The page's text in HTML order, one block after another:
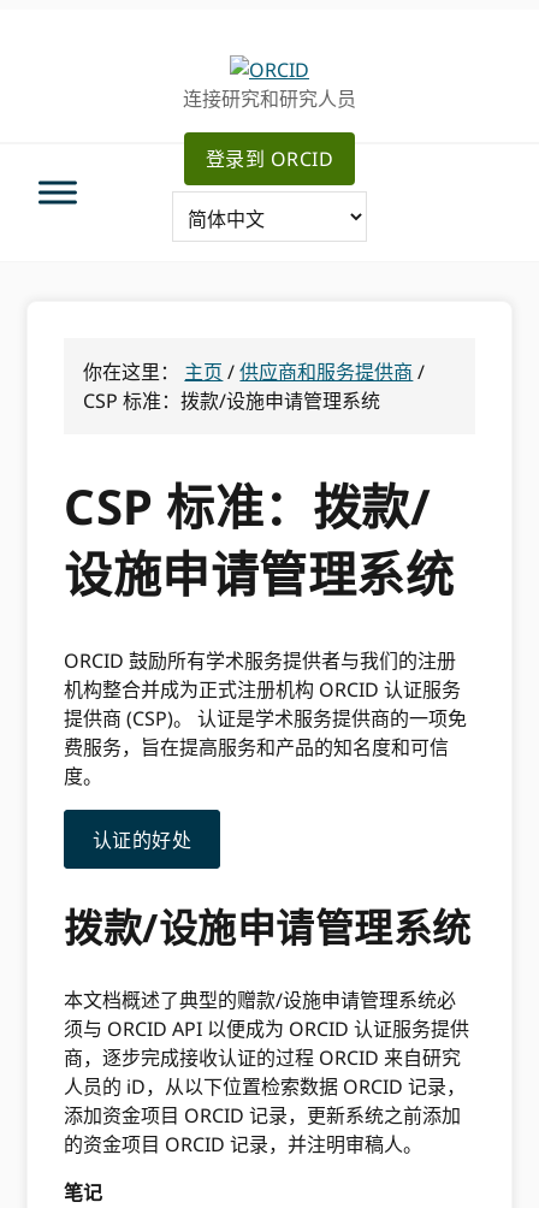
连接研究和研究人员
登录到 ORCID
你在这里： 主页 /供应商和服务提供商 /
CSP 标准：拨款/设施申请管理系统
CSP 标准：拨款/
设施申请管理系统
ORCID 鼓励所有学术服务提供者与我们的注册
机构整合并成为正式注册机构 ORCID 认证服务
提供商 (CSP)。 认证是学术服务提供商的一项免
费服务，旨在提高服务和产品的知名度和可信
度。
认证的好处
拨款/设施申请管理系统
本文档概述了典型的赠款/设施申请管理系统必
须与 ORCID API 以便成为 ORCID 认证服务提供
商，逐步完成接收认证的过程 ORCID 来自研究
人员的 iD，从以下位置检索数据 ORCID 记录，
添加资金项目 ORCID 记录，更新系统之前添加
的资金项目 ORCID 记录，并注明审稿人。
笔记